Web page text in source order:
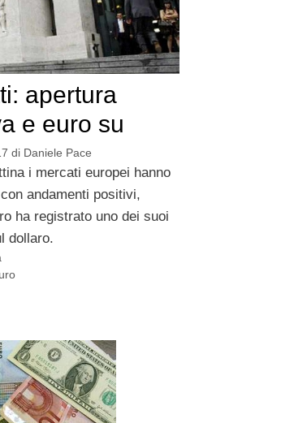
apertura
e euro su
di Daniele Pace
i mercati europei hanno
andamenti positivi,
ha registrato uno dei suoi
dollaro.